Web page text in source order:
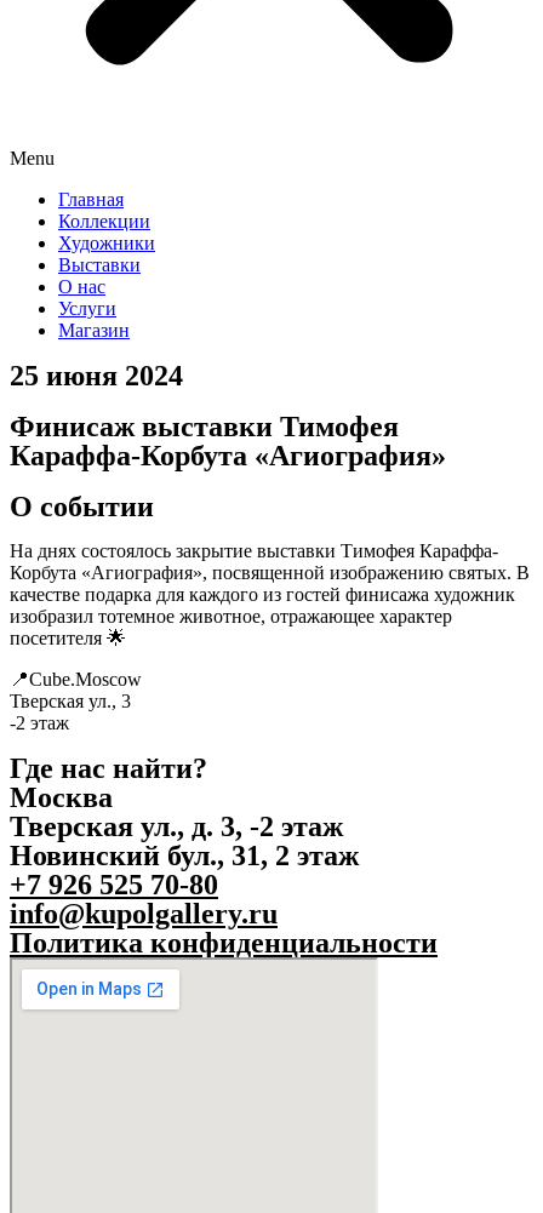
Menu
Главная
Коллекции
Художники
Выставки
О нас
Услуги
Магазин
25 июня 2024
Финисаж выставки Тимофея
Караффа-Корбута «Агиография»
О событии
На днях состоялось закрытие выставки Тимофея Караффа-
Корбута «Агиография», посвященной изображению святых. В
качестве подарка для каждого из гостей финисажа художник
изобразил тотемное животное, отражающее характер
посетителя 🌟
📍Cube.Moscow
Тверская ул., 3
-2 этаж
Где нас найти?
Москва
Тверская ул., д. 3, -2 этаж
Новинский бул., 31, 2 этаж
+7 926 525 70-80
info@kupolgallery.ru
Политика конфиденциальности